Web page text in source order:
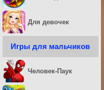
Для девочек
Игры для мальчиков
Человек-Паук